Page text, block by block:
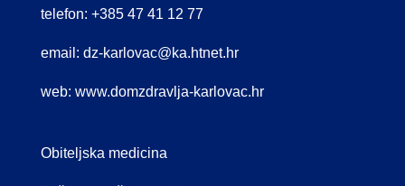
telefon: +385 47 41 12 77
email: dz-karlovac@ka.htnet.hr
web: www.domzdravlja-karlovac.hr
Obiteljska medicina